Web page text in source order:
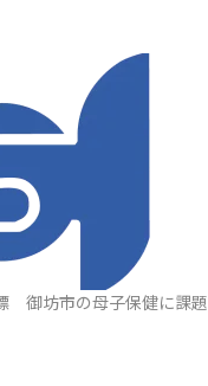
御坊市の母子保健に課題